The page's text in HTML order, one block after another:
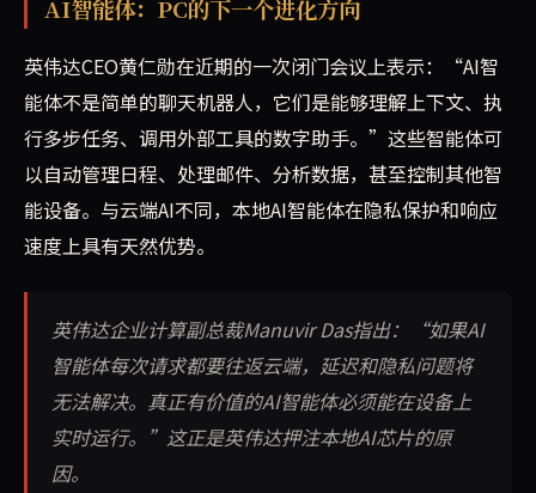
AI智能体：PC的下一个进化方向
英伟达CEO黄仁勋在近期的一次闭门会议上表示：“AI智
能体不是简单的聊天机器人，它们是能够理解上下文、执
行多步任务、调用外部工具的数字助手。”这些智能体可
以自动管理日程、处理邮件、分析数据，甚至控制其他智
能设备。与云端AI不同，本地AI智能体在隐私保护和响应
速度上具有天然优势。
英伟达企业计算副总裁Manuvir Das指出：“如果AI
智能体每次请求都要往返云端，延迟和隐私问题将
无法解决。真正有价值的AI智能体必须能在设备上
实时运行。”这正是英伟达押注本地AI芯片的原
因。